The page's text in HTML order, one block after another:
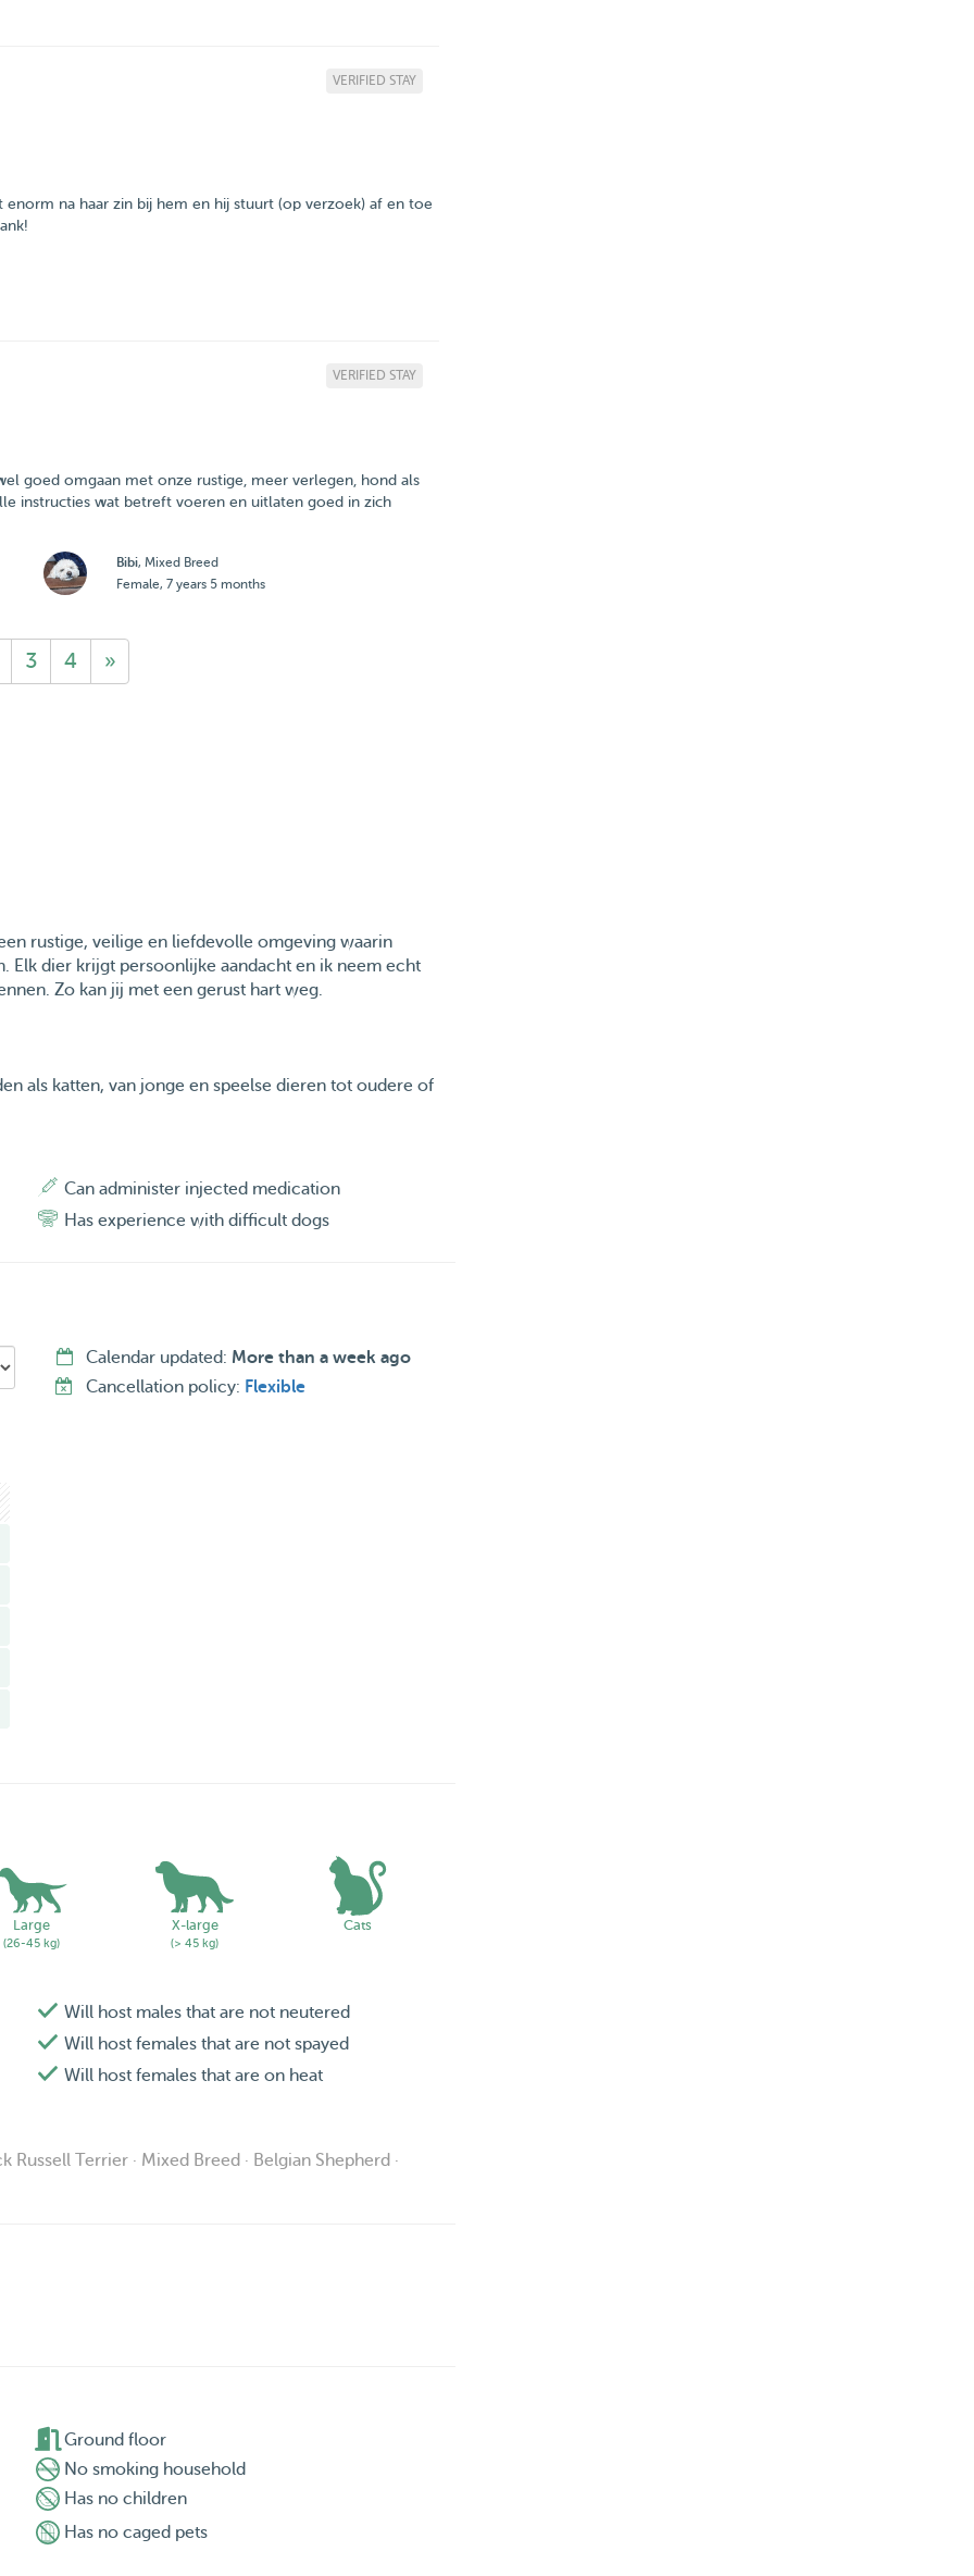
VERIFIED STAY
enorm na haar zin bij hem en hij stuurt (op verzoek) af en toe
VERIFIED STAY
goed omgaan met onze rustige, meer verlegen, hond als
instructies wat betreft voeren en uitlaten goed in zich
Bibi, Mixed Breed
Female, 7 years 5 months
3 4 »
rustige, veilige en liefdevolle omgeving waarin
Elk dier krijgt persoonlijke aandacht en ik neem echt
Zo kan jij met een gerust hart weg.
als katten, van jonge en speelse dieren tot oudere of
weekend. Zowel korte oppasmomenten als langere
dogs and cats quickly feel at ease. Every animal
to understand their habits and personality. This way,
young and playful pets to older or more relaxed
Both short-term stays and longer periods are
Can administer injected medication
Has experience with difficult dogs
Calendar updated: More than a week ago
Cancellation policy: Flexible
Large
(26-45 kg)
X-large
(> 45 kg)
Cats
Will host males that are not neutered
Will host females that are not spayed
Will host females that are on heat
Terrier · Mixed Breed · Belgian Shepherd ·
 Ground floor
No smoking household
Has no children
Has no caged pets